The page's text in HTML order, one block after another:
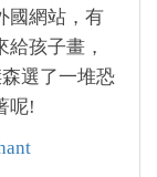
國網站，有
孩子畫，
選了一堆恐
呢!